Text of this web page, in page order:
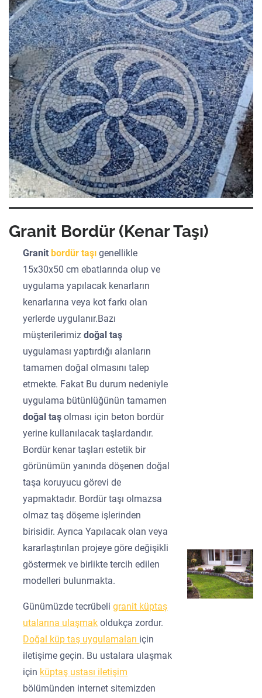
Granit Bordür (Kenar Taşı)
Granitbordür taşı genellikle
15x30x50 cm ebatlarında olup ve
uygulama yapılacak kenarların
kenarlarına veya kot farkı olan
yerlerde uygulanır.Bazı
müşterilerimizdoğal taş
uygulaması yaptırdığı alanların
tamamen doğal olmasını talep
etmekte. Fakat Bu durum nedeniyle
uygulama bütünlüğünün tamamen
doğal taşolması için beton bordür
yerine kullanılacak taşlardandır.
Bordür kenar taşları estetik bir
görünümün yanında döşenen doğal
taşa koruyucu görevi de
yapmaktadır. Bordür taşı olmazsa
olmaz taş döşeme işlerinden
birisidir. Ayrıca Yapılacak olan veya
kararlaştırılan projeye göre değişikli
göstermek ve birlikte tercih edilen
modelleri bulunmakta.
Günümüzde tecrübeligranit küptaş
utalarına ulaşmak oldukça zordur.
Doğal küp taş uygulamaları için
iletişime geçin. Bu ustalara ulaşmak
için küptaş ustası iletişim
bölümünden internet sitemizden